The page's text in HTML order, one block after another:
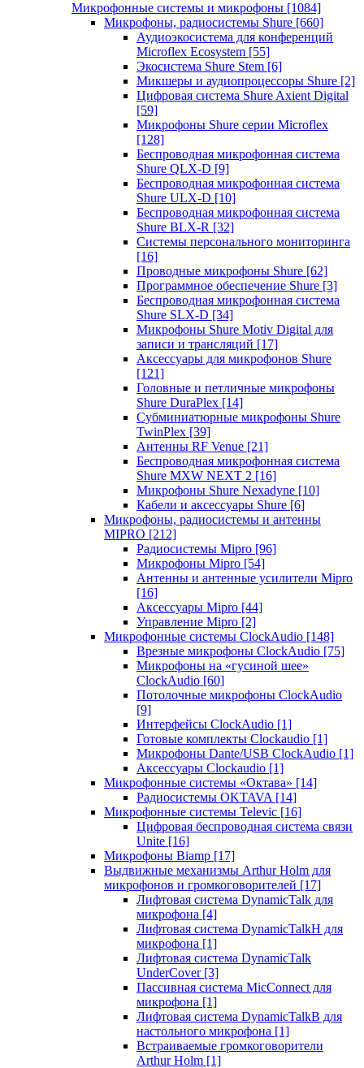
Микрофонные системы и микрофоны [1084]
Микрофоны, радиосистемы Shure [660]
Аудиоэкосистема для конференций
Microflex Ecosystem [55]
Экосистема Shure Stem [6]
Микшеры и аудиопроцессоры Shure [2]
Цифровая система Shure Axient Digital
[59]
Микрофоны Shure серии Microflex
[128]
Беспроводная микрофонная система
Shure QLX-D [9]
Беспроводная микрофонная система
Shure ULX-D [10]
Беспроводная микрофонная система
Shure BLX-R [32]
Системы персонального мониторинга
[16]
Проводные микрофоны Shure [62]
Программное обеспечение Shure [3]
Беспроводная микрофонная система
Shure SLX-D [34]
Микрофоны Shure Motiv Digital для
записи и трансляций [17]
Аксессуары для микрофонов Shure
[121]
Головные и петличные микрофоны
Shure DuraPlex [14]
Субминиатюрные микрофоны Shure
TwinPlex [39]
Антенны RF Venue [21]
Беспроводная микрофонная система
Shure MXW NEXT 2 [16]
Микрофоны Shure Nexadyne [10]
Кабели и аксессуары Shure [6]
Микрофоны, радиосистемы и антенны
MIPRO [212]
Радиосистемы Mipro [96]
Микрофоны Mipro [54]
Антенны и антенные усилители Mipro
[16]
Аксессуары Mipro [44]
Управление Mipro [2]
Микрофонные системы ClockAudio [148]
Врезные микрофоны ClockAudio [75]
Микрофоны на «гусиной шее»
ClockAudio [60]
Потолочные микрофоны ClockAudio
[9]
Интерфейсы ClockAudio [1]
Готовые комплекты Clockaudio [1]
Микрофоны Dante/USB ClockAudio [1]
Аксессуары Clockaudio [1]
Микрофонные системы «Октава» [14]
Радиосистемы OKTAVA [14]
Микрофонные системы Televic [16]
Цифровая беспроводная система связи
Unite [16]
Микрофоны Biamp [17]
Выдвижные механизмы Arthur Holm для
микрофонов и громкоговорителей [17]
Лифтовая система DynamicTalk для
микрофона [4]
Лифтовая система DynamicTalkH для
микрофона [1]
Лифтовая система DynamicTalk
UnderCover [3]
Пассивная система MicConnect для
микрофона [1]
Лифтовая система DynamicTalkB для
настольного микрофона [1]
Встраиваемые громкоговорители
Arthur Holm [1]